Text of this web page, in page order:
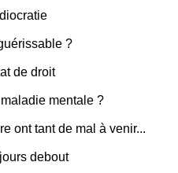
?
de droit
mentale ?
ont tant de mal à venir...
debout